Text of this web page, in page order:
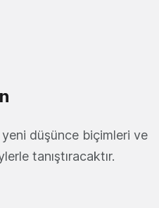
düşünce biçimleri ve
tanıştıracaktır.